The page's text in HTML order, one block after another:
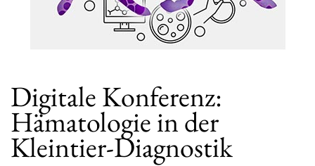
Digitale Konferenz:
Hämatologie in der
Kleintier-Diagnostik